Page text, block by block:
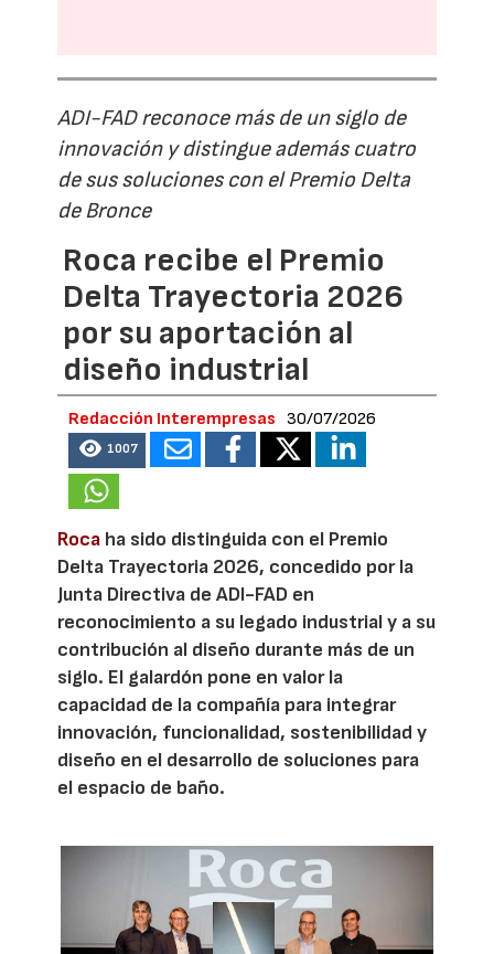
ADI-FAD reconoce más de un siglo de
innovación y distingue además cuatro
de sus soluciones con el Premio Delta
de Bronce
Roca recibe el Premio
Delta Trayectoria 2026
por su aportación al
diseño industrial
Redacción Interempresas 30/07/2026
1007
Roca ha sido distinguida con el Premio
Delta Trayectoria 2026, concedido por la
Junta Directiva de ADI-FAD en
reconocimiento a su legado industrial y a su
contribución al diseño durante más de un
siglo. El galardón pone en valor la
capacidad de la compañía para integrar
innovación, funcionalidad, sostenibilidad y
diseño en el desarrollo de soluciones para
el espacio de baño.